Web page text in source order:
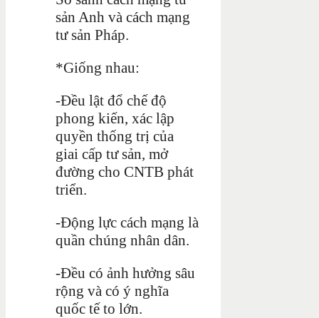
sản Anh và cách mạng
tư sản Pháp.
*Giống nhau:
-Đều lật đổ chế độ
phong kiến, xác lập
quyền thống trị của
giai cấp tư sản, mở
đường cho CNTB phát
triển.
-Động lực cách mạng là
quần chúng nhân dân.
-Đều có ảnh hưởng sâu
rộng và có ý nghĩa
quốc tế to lớn.